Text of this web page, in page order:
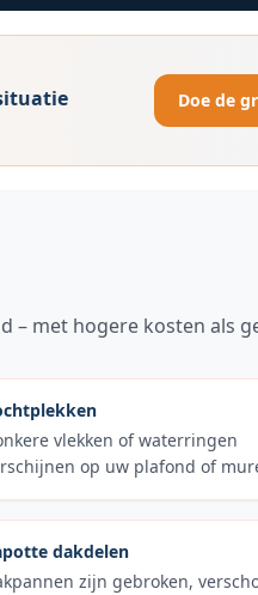
Doe de
– met hogere kosten als
vlekken of waterringen
op uw plafond of
dakdelen
zijn gebroken,